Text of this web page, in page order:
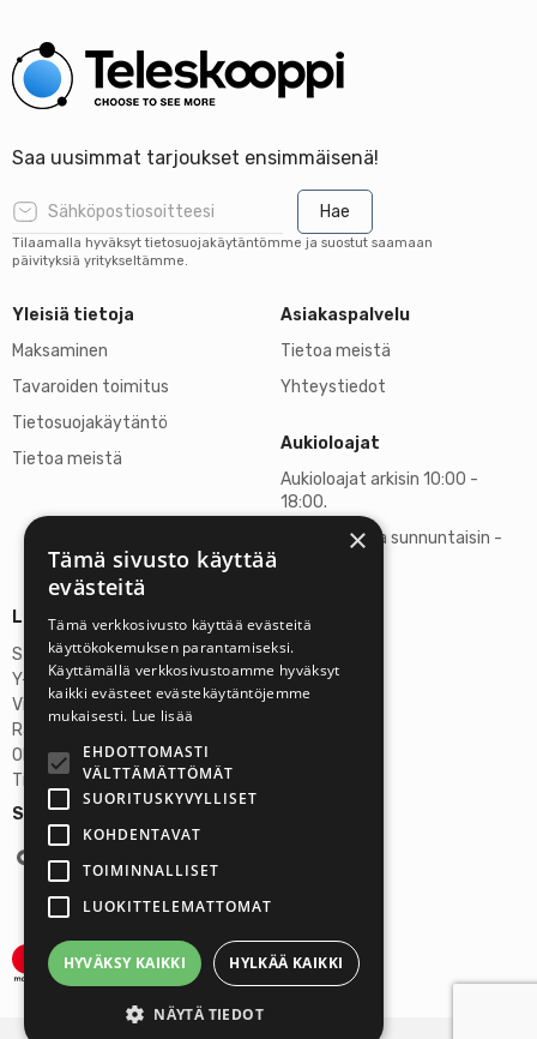
Saa uusimmat tarjoukset ensimmäisenä!
Hae
Tilaamalla hyväksyt tietosuojakäytäntömme ja suostut saamaan
päivityksiä yritykseltämme.
Yleisiä tietoja
Maksaminen
Tavaroiden toimitus
Tietosuojakäytäntö
Tietoa meistä
Asiakaspalvelu
Tietoa meistä
Yhteystiedot
Aukioloajat
Aukioloajat arkisin 10:00 -
18:00.
Lauantaisin ja sunnuntaisin -
Seuraa meitä:
Lisätietoja
Stardust Finland Oy
Y-tunnus: 2972445-9
Virallinen osoite
Rantatie 37 C75, 33250 Tampere
OP Tampere
Tilinumero FI6357300820922629
×
Tämä sivusto käyttää
evästeitä
Tämä verkkosivusto käyttää evästeitä
käyttökokemuksen parantamiseksi.
Käyttämällä verkkosivustoamme hyväksyt
kaikki evästeet evästekäytäntöjemme
mukaisesti. Lue lisää
EHDOTTOMASTI
VÄLTTÄMÄTTÖMÄT
SUORITUSKYVYLLISET
KOHDENTAVAT
TOIMINNALLISET
LUOKITTELEMATTOMAT
HYVÄKSY KAIKKI HYLKÄÄ KAIKKI
NÄYTÄ TIEDOT